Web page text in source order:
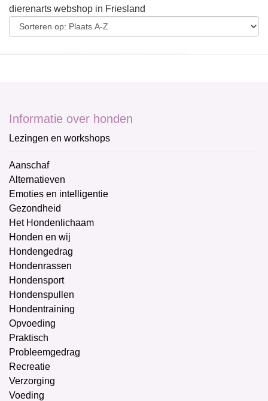
dierenarts webshop in Friesland
Informatie over honden
Lezingen en workshops
Aanschaf
Alternatieven
Emoties en intelligentie
Gezondheid
Het Hondenlichaam
Honden en wij
Hondengedrag
Hondenrassen
Hondensport
Hondenspullen
Hondentraining
Opvoeding
Praktisch
Probleemgedrag
Recreatie
Verzorging
Voeding